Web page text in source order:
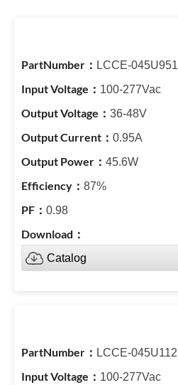
LCCE-045U951
100-277Vac
36-48V
0.95A
45.6W
87%
0.98
Catalog
LCCE-045U112
100-277Vac